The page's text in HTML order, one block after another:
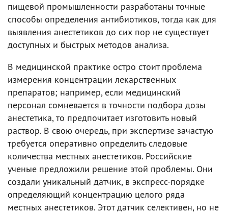
пищевой промышленности разработаны точные
способы определения антибиотиков, тогда как для
выявления анестетиков до сих пор не существует
доступных и быстрых методов анализа.
В медицинской практике остро стоит проблема
измерения концентрации лекарственных
препаратов; например, если медицинский
персонал сомневается в точности подбора дозы
анестетика, то предпочитает изготовить новый
раствор. В свою очередь, при экспертизе зачастую
требуется оперативно определить следовые
количества местных анестетиков. Российские
ученые предложили решение этой проблемы. Они
создали уникальный датчик, в экспресс-порядке
определяющий концентрацию целого ряда
местных анестетиков. Этот датчик селективен, но не